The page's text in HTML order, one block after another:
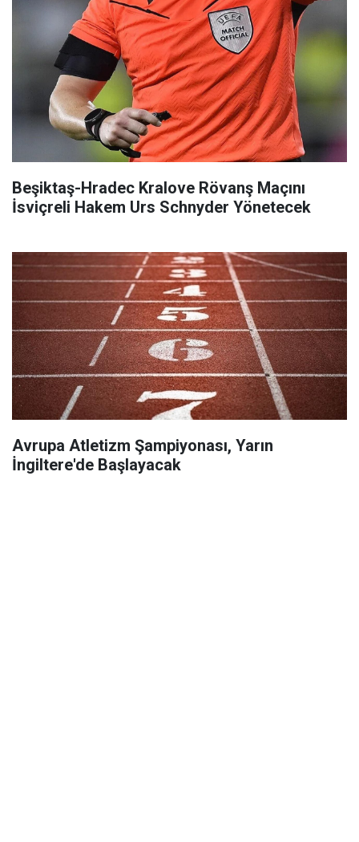
Beşiktaş-Hradec Kralove Rövanş Maçını
İsviçreli Hakem Urs Schnyder Yönetecek
Avrupa Atletizm Şampiyonası, Yarın
İngiltere'de Başlayacak